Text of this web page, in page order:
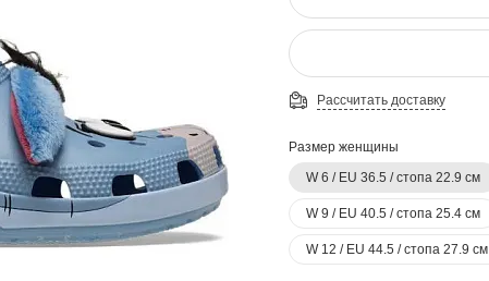
Рассчитать доставку
Размер женщины
W 6 / EU 36.5 / стопа 22.9 см
W 9 / EU 40.5 / стопа 25.4 см
W 12 / EU 44.5 / стопа 27.9 см